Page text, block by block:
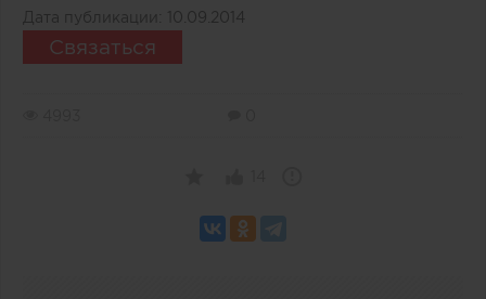
Дата публикации:
10.09.2014
Связаться